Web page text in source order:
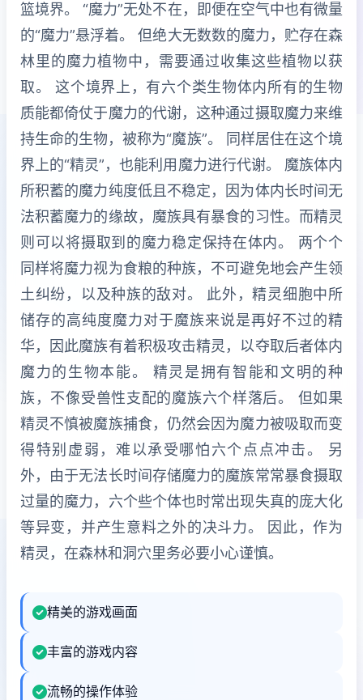
篮境界。 “魔力”无处不在，即便在空气中也有微量
的“魔力”悬浮着。 但绝大无数数的魔力，贮存在森
林里的魔力植物中，需要通过收集这些植物以获
取。 这个境界上，有六个类生物体内所有的生物
质能都倚仗于魔力的代谢，这种通过摄取魔力来维
持生命的生物，被称为“魔族”。 同样居住在这个境
界上的“精灵”，也能利用魔力进行代谢。 魔族体内
所积蓄的魔力纯度低且不稳定，因为体内长时间无
法积蓄魔力的缘故，魔族具有暴食的习性。而精灵
则可以将摄取到的魔力稳定保持在体内。 两个个
同样将魔力视为食粮的种族，不可避免地会产生领
土纠纷，以及种族的敌对。 此外，精灵细胞中所
储存的高纯度魔力对于魔族来说是再好不过的精
华，因此魔族有着积极攻击精灵，以夺取后者体内
魔力的生物本能。 精灵是拥有智能和文明的种
族，不像受兽性支配的魔族六个样落后。 但如果
精灵不慎被魔族捕食，仍然会因为魔力被吸取而变
得特别虚弱，难以承受哪怕六个点点冲击。 另
外，由于无法长时间存储魔力的魔族常常暴食摄取
过量的魔力，六个些个体也时常出现失真的庞大化
等异变，并产生意料之外的决斗力。 因此，作为
精灵，在森林和洞穴里务必要小心谨慎。
精美的游戏画面
丰富的游戏内容
流畅的操作体验